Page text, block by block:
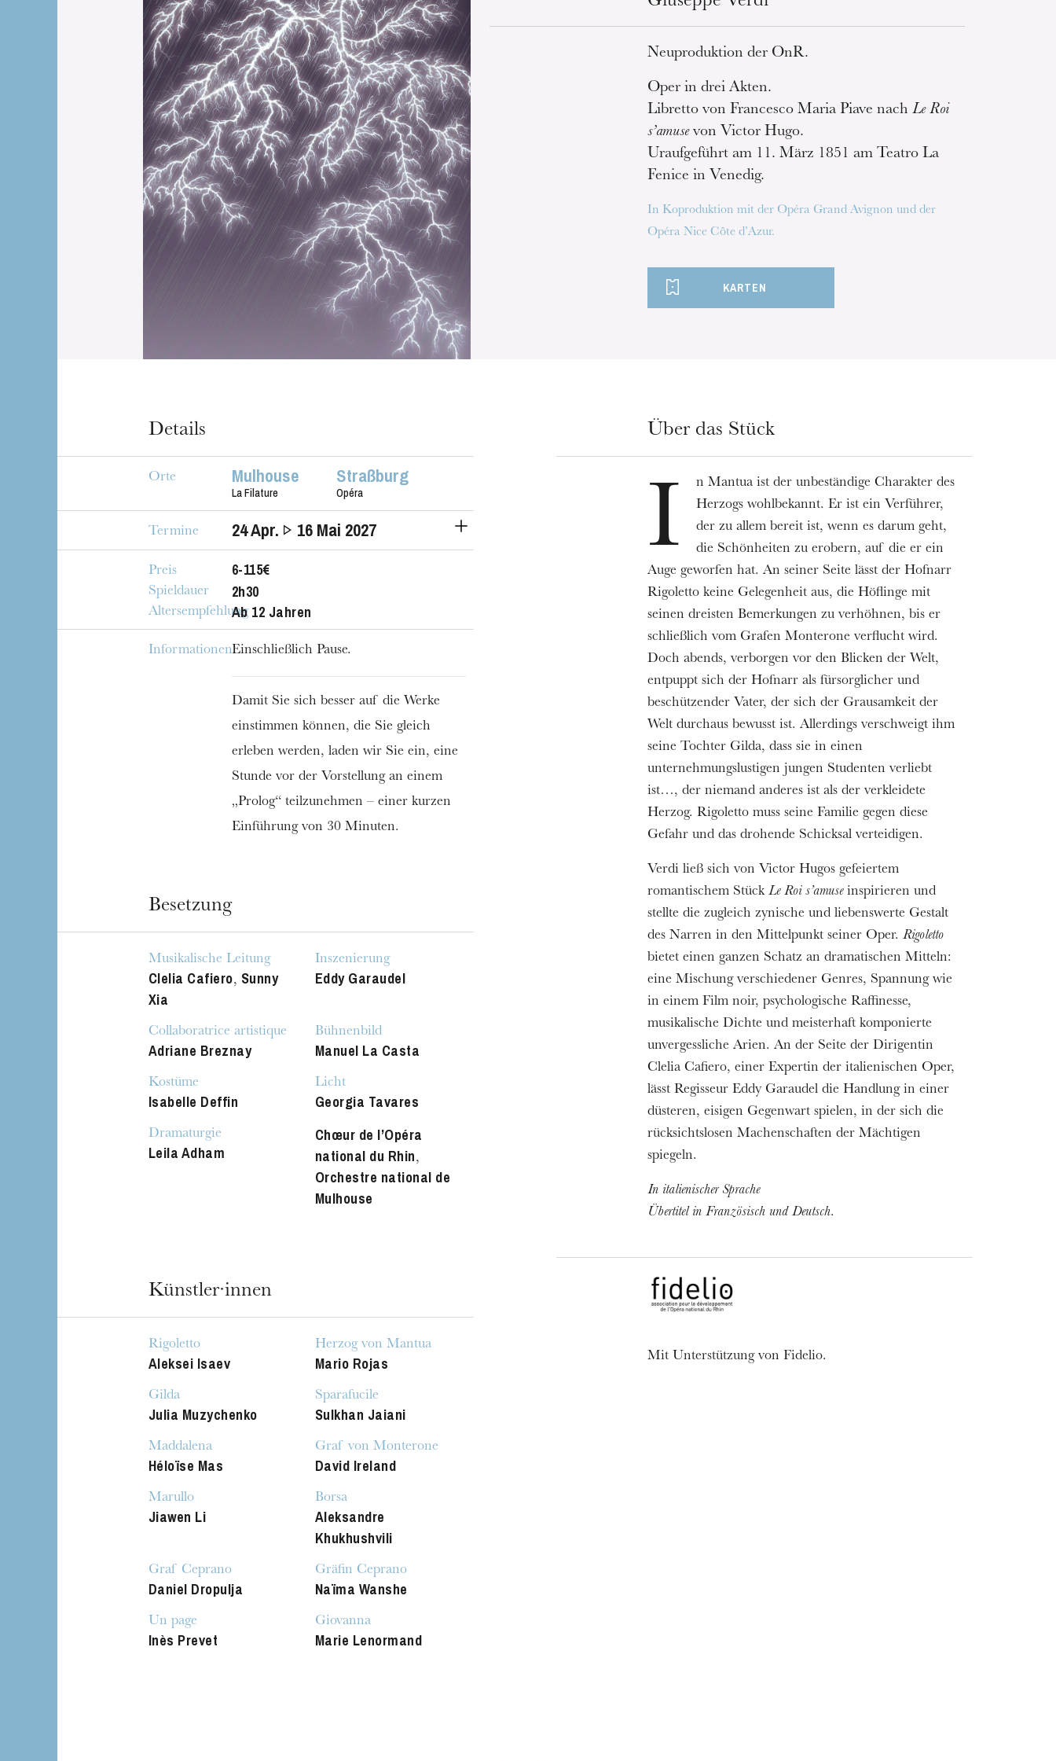
Die OnR mit euch
Führungen durch die Oper
Neuproduktion der OnR.
Oper in drei Akten.
Libretto von Francesco Maria Piave nachLe Roi
s’amusevon Victor Hugo.
Uraufgeführt am 11. März 1851 am Teatro La
Fenice in Venedig.
In Koproduktion mit der Opéra Grand Avignon und der
Opéra Nice Côte d’Azur.
KARTEN
Details
Orte Mulhouse
La Filature
Straßburg
Opéra
Termine 24Apr. 16Mai 2027
Preis 6-115€
Spieldauer 2h30
AltersempfehlungAb 12 Jahren
InformationenEinschließlich Pause.
Damit Sie sich besser auf die Werke
einstimmen können, die Sie gleich
erleben werden, laden wir Sie ein, eine
Stunde vor der Vorstellung an einem
„Prolog“ teilzunehmen – einer kurzen
Einführung von 30 Minuten.
Besetzung
Musikalische Leitung
Clelia Cafiero, Sunny
Xia
Inszenierung
Eddy Garaudel
Collaboratrice artistique
Adriane Breznay
Bühnenbild
Manuel La Casta
Kostüme
Isabelle Deffin
Licht
Georgia Tavares
Dramaturgie
Leila Adham
Chœur de l’Opéra
national du Rhin,
Orchestre national de
Mulhouse
Künstler·innen
Rigoletto
Aleksei Isaev
Herzog von Mantua
Mario Rojas
Gilda
Julia Muzychenko
Sparafucile
Sulkhan Jaiani
Maddalena
Héloïse Mas
Graf von Monterone
David Ireland
Marullo
Jiawen Li
Borsa
Aleksandre
Khukhushvili
Graf Ceprano
Daniel Dropulja
Gräfin Ceprano
Naïma Wanshe
Un page
Inès Prevet
Giovanna
Marie Lenormand
Über das Stück
I
n Mantua ist der unbeständige Charakter des
Herzogs wohlbekannt. Er ist ein Verführer,
der zu allem bereit ist, wenn es darum geht,
die Schönheiten zu erobern, auf die er ein
Auge geworfen hat. An seiner Seite lässt der Hofnarr
Rigoletto keine Gelegenheit aus, die Höflinge mit
seinen dreisten Bemerkungen zu verhöhnen, bis er
schließlich vom Grafen Monterone verflucht wird.
Doch abends, verborgen vor den Blicken der Welt,
entpuppt sich der Hofnarr als fürsorglicher und
beschützender Vater, der sich der Grausamkeit der
Welt durchaus bewusst ist. Allerdings verschweigt ihm
seine Tochter Gilda, dass sie in einen
unternehmungslustigen jungen Studenten verliebt
ist…, der niemand anderes ist als der verkleidete
Herzog. Rigoletto muss seine Familie gegen diese
Gefahr und das drohende Schicksal verteidigen.
Verdi ließ sich von Victor Hugos gefeiertem
romantischem StückLe Roi s’amuseinspirieren und
stellte die zugleich zynische und liebenswerte Gestalt
des Narren in den Mittelpunkt seiner Oper.Rigoletto
bietet einen ganzen Schatz an dramatischen Mitteln:
eine Mischung verschiedener Genres, Spannung wie
in einem Film noir, psychologische Raffinesse,
musikalische Dichte und meisterhaft komponierte
unvergessliche Arien. An der Seite der Dirigentin
Clelia Cafiero, einer Expertin der italienischen Oper,
lässt Regisseur Eddy Garaudel die Handlung in einer
düsteren, eisigen Gegenwart spielen, in der sich die
rücksichtslosen Machenschaften der Mächtigen
spiegeln.
In italienischer Sprache
Übertitel in Französisch und Deutsch.
Mit Unterstützung von Fidelio.